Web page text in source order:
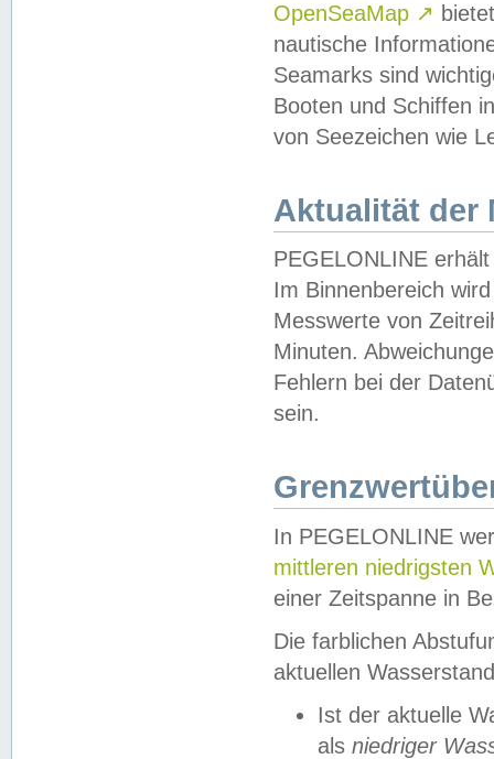
OpenSeaMap ↗
nautische
Seamarks sind
Booten und Schiffen
von Seezeichen wie
Aktualität der
PEGELONLINE
Im Binnenbereich
Messwerte von
Minuten.
Fehlern bei der
sein.
In PEGELONLINE
mittleren niedrigsten
einer Zeitspanne in
Die farblichen
aktuellen
Ist der aktuelle
als niedriger